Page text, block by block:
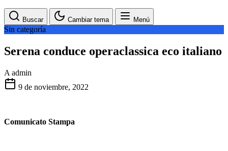
Buscar Cambiar tema Menú
Sin categoría
Serena conduce operaclassica eco italiano
A admin
9 de noviembre, 2022
Comunicato Stampa